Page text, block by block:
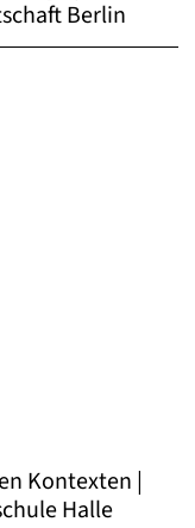
Berlin
Kontexten |
Halle